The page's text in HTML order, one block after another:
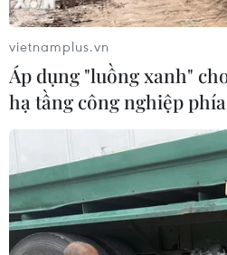
vietnamplus.vn
Áp dụng "luồng xanh"
hạ tầng công nghiệp